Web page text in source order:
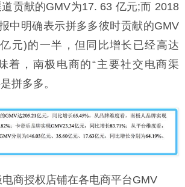
贡献的GMV为17. 63 亿元;而 2018
中明确表示拼多多彼时贡献的GMV
元)的一半，但同比增长已经高达
着，南极电商的“主要社交电商渠
拼多多。
商授权店铺在各电商平台GMV